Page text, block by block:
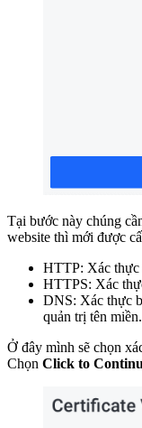
Tại bước này chúng
website thì mới được
HTTP: Xác thực
HTTPS: Xác
DNS: Xác thực
quản trị tên miền.
Ở đây mình sẽ chọn
Chọn Click to